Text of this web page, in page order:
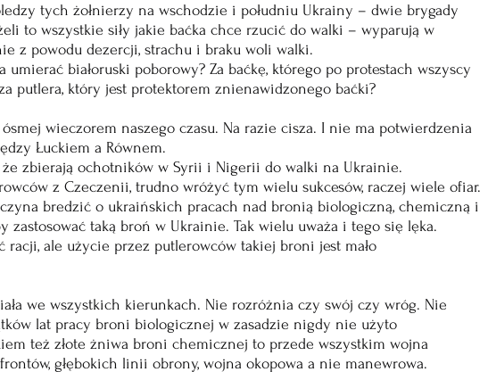
tych żołnierzy na wschodzie i południu Ukrainy – dwie brygady
to wszystkie siły jakie baćka chce rzucić do walki – wyparują w
z powodu dezercji, strachu i braku woli walki.
białoruski poborowy? Za baćkę, którego po protestach wszyscy
putlera, który jest protektorem znienawidzonego baćki?
ósmej wieczorem naszego czasu. Na razie cisza. I nie ma potwierdzenia
Łuckiem a Równem.
zbierają ochotników w Syrii i Nigerii do walki na Ukrainie.
z Czeczenii, trudno wróżyć tym wielu sukcesów, raczej wiele ofiar.
bredzić o ukraińskich pracach nad bronią biologiczną, chemiczną i
zastosować taką broń w Ukrainie. Tak wielu uważa i tego się lęka.
ale użycie przez putlerowców takiej broni jest mało
we wszystkich kierunkach. Nie rozróżnia czy swój czy wróg. Nie
lat pracy broni biologicznej w zasadzie nigdy nie użyto
też złote żniwa broni chemicznej to przede wszystkim wojna
głębokich linii obrony, wojna okopowa a nie manewrowa.